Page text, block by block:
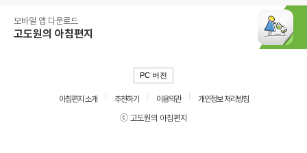
모바일 앱 다운로드
고도원의 아침편지
PC 버전
아침편지 소개 추천하기 이용약관
개인정보 처리방침
ⓒ 고도원의 아침편지